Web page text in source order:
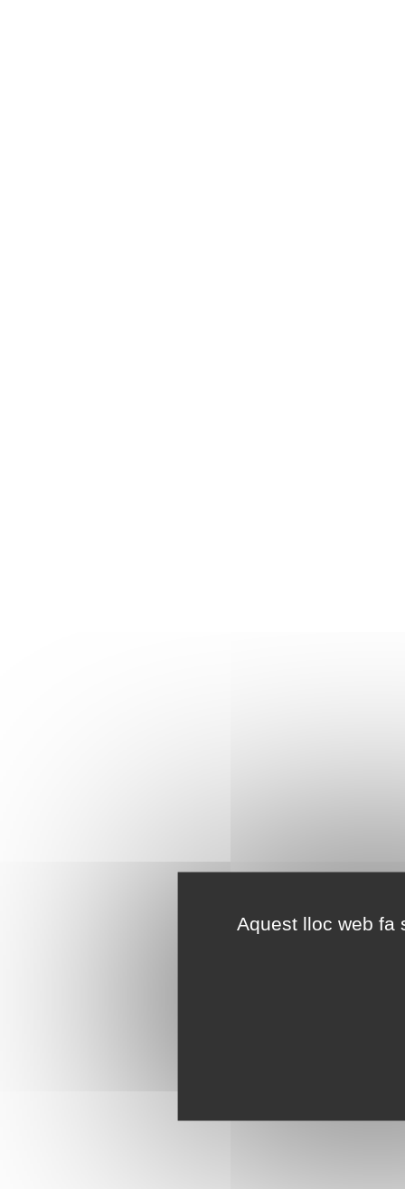
Aquest lloc web fa